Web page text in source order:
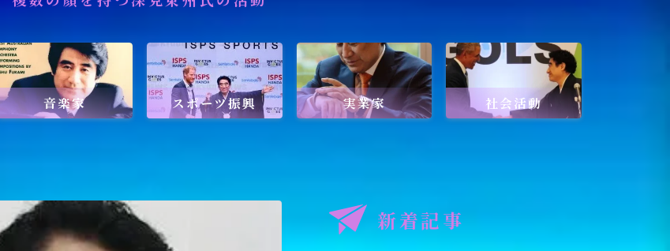
舞台俳優 アーティスト 音楽家 スポーツ振興 実業家 社会活動
ワールドメイトを知るのにおすすめの記事
音楽家 スポーツ振興 実業家 社会活動
新着記事